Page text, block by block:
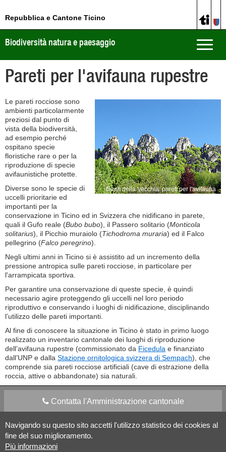
Navigando su questo sito accetti l'utilizzo statistico dei cookies al
fine del suo miglioramento.
Più informazioni
Repubblica e Cantone Ticino
Toggle
Biodiversità natura e paesaggio
Pareti per l'avifauna rupestre
Denti della Vecchia: pareti per l'avifauna
Le pareti rocciose sono
ambienti particolarmente
preziosi dal punto di
vista della biodiversità,
ad esempio perché
ospitano specie
floristiche rare o per la
riproduzione di specie
avifaunistiche protette.
Diverse sono le specie di
uccelli prioritarie ed
importanti per la
conservazione in Ticino ed in Svizzera che nidificano in parete,
quali il Gufo reale (Bubo bubo), il Passero solitario (Monticola
solitarius), il Picchio muraiolo (Tichodroma muraria) ed il Falco
pellegrino (Falco peregrino).
Negli ultimi anni in Ticino si è assistito ad un incremento della
pressione antropica sulle pareti rocciose, in particolare per
l'arrampicata sportiva.
Per garantire una conservazione di queste specie, è quindi
necessario agire proteggendo gli uccelli nel loro periodo
riproduttivo e conservando i luoghi di nidificazione, disciplinando
l’utilizzo delle pareti importanti.
Al fine di conoscere la situazione in Ticino è stato in primo luogo
realizzato un inventario cantonale dei luoghi di riproduzione
dell’avifauna rupestre (commissionato da Ficedula e finanziato
dall’UNP e dalla Stazione ornitologica svizzera di Sempach), che
comprende sia pareti rocciose artificiali (cave di estrazione della
roccia, attive o abbandonate) sia naturali.
Contatta l'Amministrazione cantonale
Apps Mobile Social media